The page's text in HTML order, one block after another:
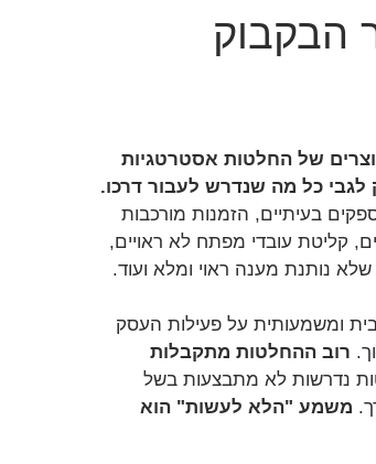
הבקבוק
של החלטות אסטרטגיות
כל מה שנדרש לעבור דרכו.
בעיתיים, הזמנות מורכבות
קליטת עובדי מפתח לא ראויים,
נותנת מענה ראוי ומלא ועוד.
ומשמעותית על פעילות העסק
רוב ההחלטות מתקבלות
נדרשות לא מתבצעות בשל
משמע "הלא לעשות" הוא